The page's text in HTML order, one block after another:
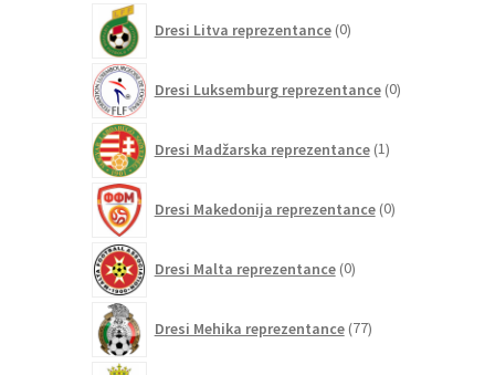
Dresi Litva reprezentance 0izdelkov
Dresi Luksemburg reprezentance 0izdelkov
Dresi Madžarska reprezentance 1izdelek
Dresi Makedonija reprezentance 0izdelkov
Dresi Malta reprezentance 0izdelkov
Dresi Mehika reprezentance 77izdelkov